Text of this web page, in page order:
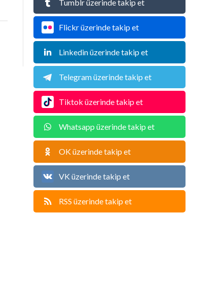
Tumblr üzerinde takip et
Flickr üzerinde takip et
Linkedin üzerinde takip et
Telegram üzerinde takip et
Tiktok üzerinde takip et
Whatsapp üzerinde takip et
OK üzerinde takip et
VK üzerinde takip et
RSS üzerinde takip et